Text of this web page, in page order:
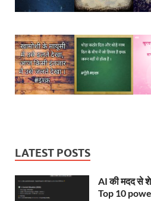
LATEST POSTS
AI की मदद से
Top 10